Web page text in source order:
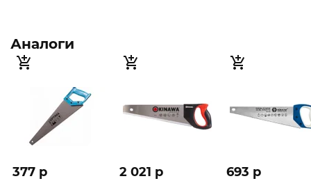
Аналоги
377 p 2 021 p 693 p